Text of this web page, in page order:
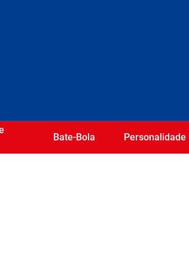
Bate-Bola Personalidade